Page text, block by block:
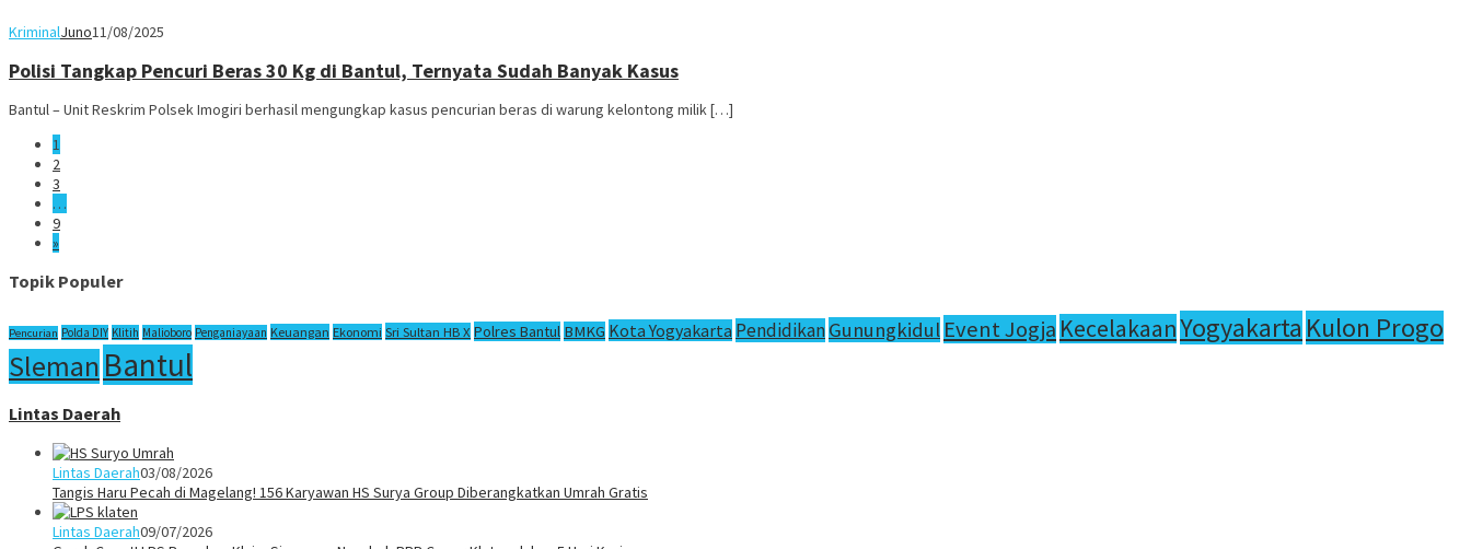
KriminalJuno11/08/2025
Polisi Tangkap Pencuri Beras 30 Kg di Bantul, Ternyata Sudah Banyak Kasus
Bantul – Unit Reskrim Polsek Imogiri berhasil mengungkap kasus pencurian beras di warung kelontong milik […]
1
2
3
…
9
»
Topik Populer
Pencurian Polda DIY Klitih Malioboro Penganiayaan Keuangan Ekonomi Sri Sultan HB X Polres Bantul BMKG Kota Yogyakarta PendidikanGunungkidul Event Jogja KecelakaanYogyakarta Kulon Progo
Sleman Bantul
Lintas Daerah
Lintas Daerah03/08/2026
Tangis Haru Pecah di Magelang! 156 Karyawan HS Surya Group Diberangkatkan Umrah Gratis
Lintas Daerah09/07/2026